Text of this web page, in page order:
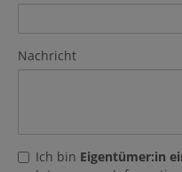
Nachricht
Ich bin Eigentümer:in